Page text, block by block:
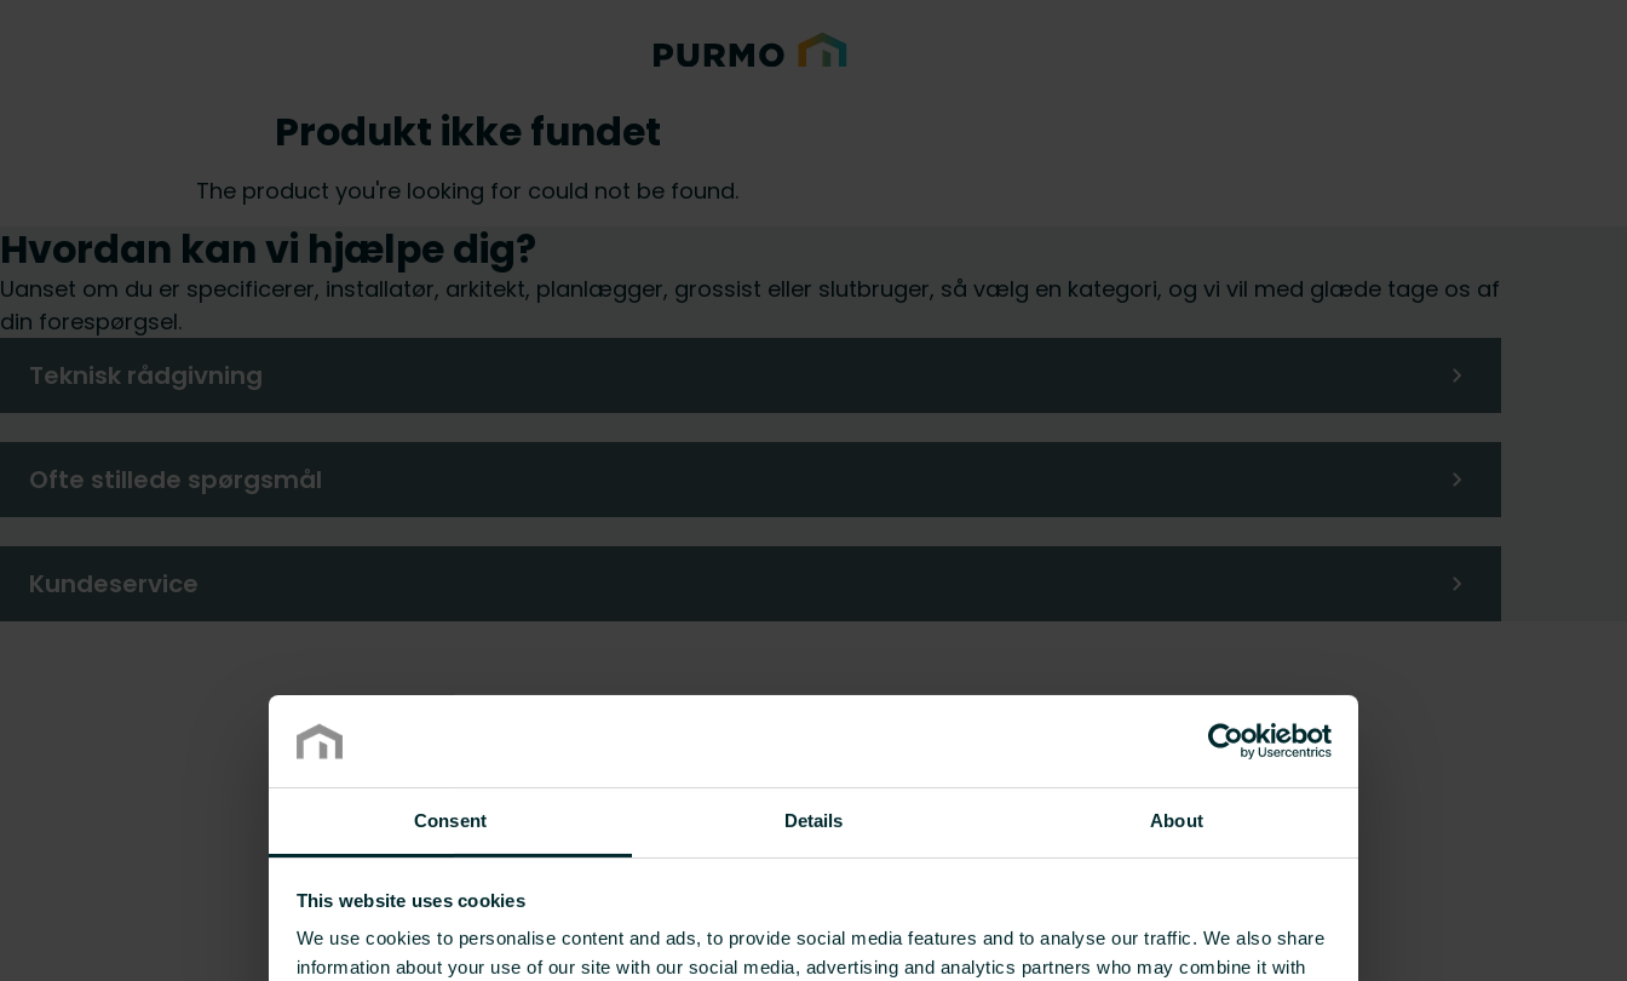
Consent Details About
This website uses cookies
We use cookies to personalise content and ads, to provide social media features and to analyse our traffic. We also share
information about your use of our site with our social media, advertising and analytics partners who may combine it with
Produkt ikke fundet
The product you're looking for could not be found.
Hvordan kan vi hjælpe dig?
Uanset om du er specificerer, installatør, arkitekt, planlægger, grossist eller slutbruger, så vælg en kategori, og vi vil med glæde tage os af
din forespørgsel.
Teknisk rådgivning
Ofte stillede spørgsmål
Kundeservice